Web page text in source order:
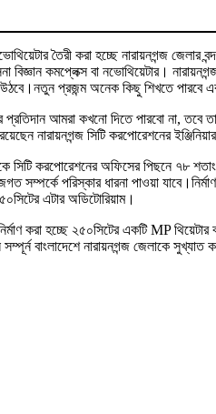
তৈরী করা হচ্ছে নারায়নগন্জ
বিজ্ঞান কমপ্লেক্স বা নভোথিয়েটার।
প্রজন্ম অনেক কিছু শিখতে পারবে
প্রতিদান আমরা কখনো দিতে পারবো না,
নারায়নগন্জ সিটি করপোরেশনের
করপোরেশনের অফিসের পিছনে ৭৮ শতাংশ
পরিস্কার ধারনা পাওয়া
এটার অডিটোরিয়াম।
করা হচ্ছে ২৫০সিটের একটি MP
সম্পূর্ন বাংলাদেশে নারায়নগন্জ জেলাকে